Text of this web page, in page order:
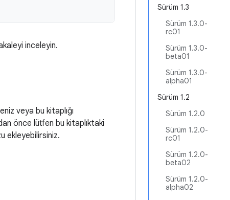
Sürüm 1.3
Sürüm 1.3.0-
rc01
Sürüm 1.3.0-
beta01
Sürüm 1.3.0-
alpha01
Sürüm 1.2
Sürüm 1.2.0
Sürüm 1.2.0-
rc01
Sürüm 1.2.0-
beta02
Sürüm 1.2.0-
alpha02
inceleyin.
veya bu kitaplığı
önce lütfen bu kitaplıktaki
ekleyebilirsiniz.